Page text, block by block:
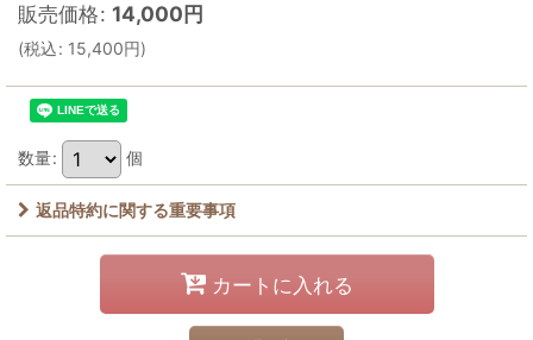
販売価格: 14,000円
(税込: 15,400円)
数量: 個
返品特約に関する重要事項
カートに入れる